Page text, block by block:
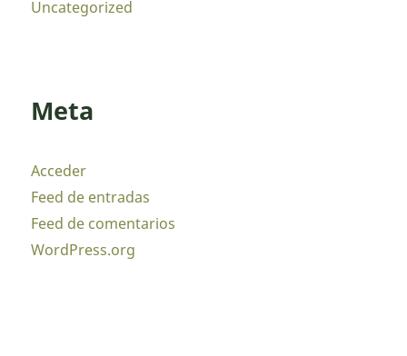
Uncategorized
Meta
Acceder
Feed de entradas
Feed de comentarios
WordPress.org